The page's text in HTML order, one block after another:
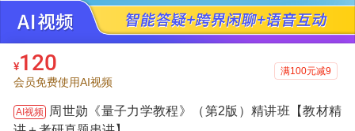
¥120
会员免费使用AI视频
满100元减9
AI视频
周世勋《量子力学教程》（第2版）精讲班【教材精